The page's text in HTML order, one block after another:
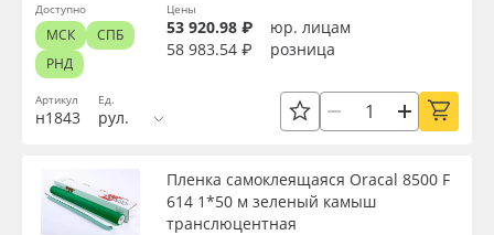
Артикул
н1843
Ед.
рул.
Цены
53 920.98 ₽
юр. лицам
58 983.54 ₽
розница
Доступно
МСК
СПБ
РНД
Пленка самоклеящаяся Oracal 8500 F
614 1*50 м зеленый камыш
транслюцентная